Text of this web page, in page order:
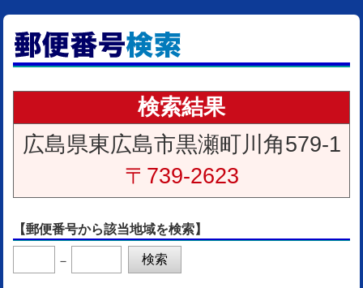
検索結果
広島県東広島市黒瀬町川角579-1
〒739-2623
【郵便番号から該当地域を検索】
－